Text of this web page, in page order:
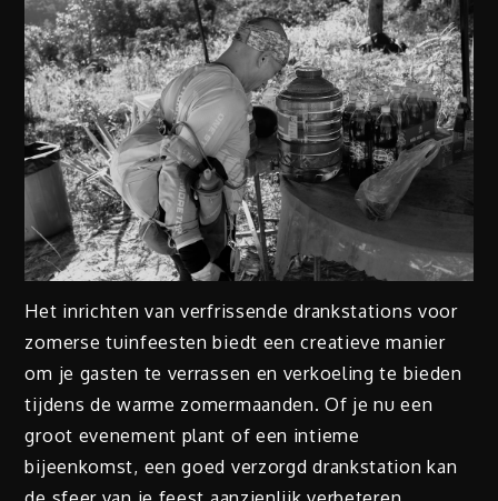
Het inrichten van verfrissende drankstations voor
zomerse tuinfeesten biedt een creatieve manier
om je gasten te verrassen en verkoeling te bieden
tijdens de warme zomermaanden. Of je nu een
groot evenement plant of een intieme
bijeenkomst, een goed verzorgd drankstation kan